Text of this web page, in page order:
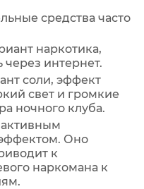
средства часто
наркотика,
интернет.
соли, эффект
свет и громкие
ночного клуба.
Оно
к
наркомана к